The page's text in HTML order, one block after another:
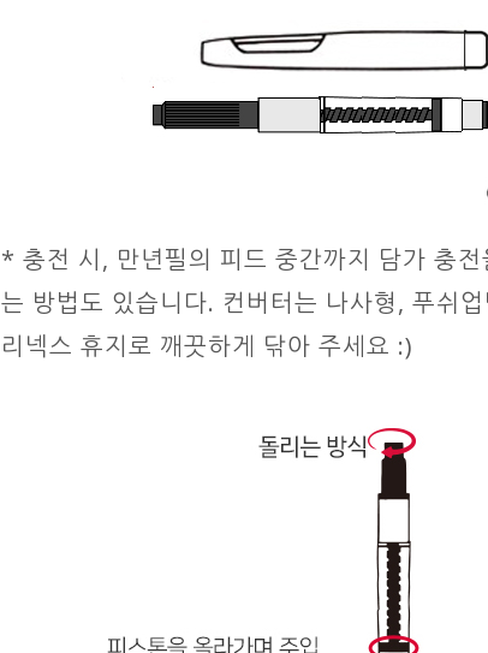
* 충전 시, 만년필의 피드 중간까지 담가 충
는 방법도 있습니다. 컨버터는 나사형, 푸쉬
리넥스 휴지로 깨끗하게 닦아 주세요 :)